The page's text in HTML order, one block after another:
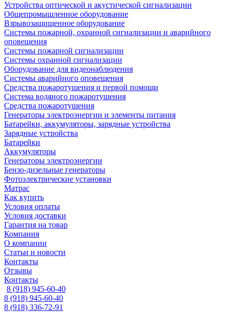
Устройства оптической и акустической сигнализации
Общепромышленное оборудование
Взрывозащищенное оборудование
Системы пожарной, охранной сигнализации и аварийного
оповещения
Системы пожарной сигнализации
Системы охранной сигнализации
Оборудование для видеонаблюдения
Системы аварийного оповещения
Средства пожаротушения и первой помощи
Система водяного пожаротушения
Средства пожаротушения
Генераторы электроэнергии и элементы питания
Батарейки, аккумуляторы, зарядные устройства
Зарядные устройства
Батарейки
Аккумуляторы
Генераторы электроэнергии
Бензо-дизельные генераторы
Фотоэлектрические установки
Матрас
Как купить
Условия оплаты
Условия доставки
Гарантия на товар
Компания
О компании
Статьи и новости
Контакты
Отзывы
Контакты
8 (918) 945-60-40
8 (918) 945-60-40
8 (918) 336-72-91